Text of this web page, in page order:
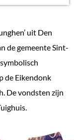
uit Den
de gemeente Sint-
de Eikendonk
De vondsten zijn